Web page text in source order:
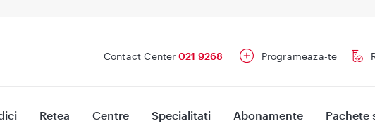
Contact Center 021 9268 Programeaza-te
Retea Centre Specialitati Abonamente Pachete